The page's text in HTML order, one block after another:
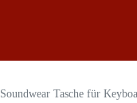
Soundwear Tasche für